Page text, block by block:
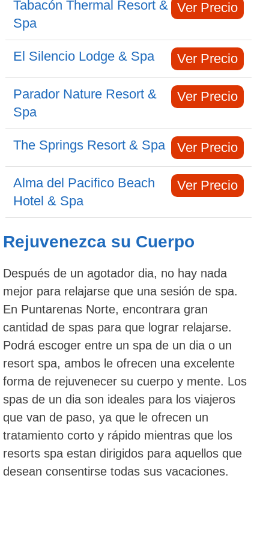
Tabacón Thermal Resort &
Spa
Ver Precio
El Silencio Lodge & Spa Ver Precio
Parador Nature Resort &
Spa
Ver Precio
The Springs Resort & Spa Ver Precio
Alma del Pacifico Beach
Hotel & Spa
Ver Precio
Rejuvenezca su Cuerpo
Después de un agotador dia, no hay nada
mejor para relajarse que una sesión de spa.
En Puntarenas Norte, encontrara gran
cantidad de spas para que lograr relajarse.
Podrá escoger entre un spa de un dia o un
resort spa, ambos le ofrecen una excelente
forma de rejuvenecer su cuerpo y mente. Los
spas de un dia son ideales para los viajeros
que van de paso, ya que le ofrecen un
tratamiento corto y rápido mientras que los
resorts spa estan dirigidos para aquellos que
desean consentirse todas sus vacaciones.